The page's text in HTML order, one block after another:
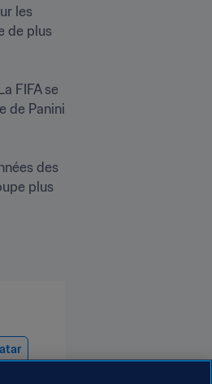
les
de plus
FIFA se
de Panini
des
plus